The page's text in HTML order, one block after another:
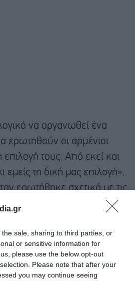
sale, sharing to third parties, or
or sensitive information for
please use the below opt-out
Please note that after your
you may continue seeing
να οργανωθεί ένα
ερωτηθούν οι αρμένιοι
επιλογή τους. Από εκεί και
τη δική μας επιλογή»,
ερωτήθηκε σχετικά με τις
του Ερεβάν.
φέτος η παρέλαση για την
Πούτιν κατά ΝΑΤΟ